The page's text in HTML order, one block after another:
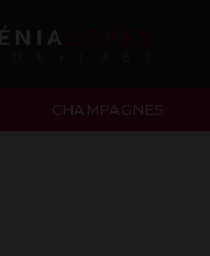
CHAMPAGNES